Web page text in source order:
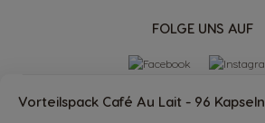
FOLGE UNS AUF
Vorteilspack Café Au Lait - 96 Kapseln